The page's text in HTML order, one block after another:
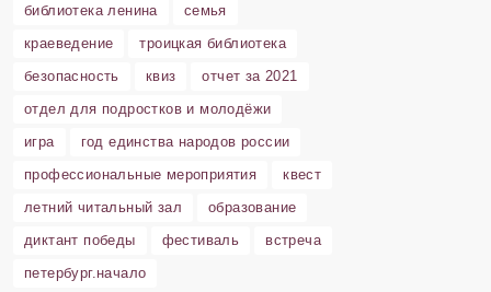
библиотека ленина
семья
краеведение
троицкая библиотека
безопасность
квиз
отчет за 2021
отдел для подростков и молодёжи
игра
год единства народов россии
профессиональные мероприятия
квест
летний читальный зал
образование
диктант победы
фестиваль
встреча
петербург.начало